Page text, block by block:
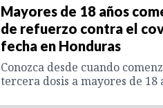
Mayores de 18 años
de refuerzo contra el
fecha en Honduras
Conozca desde cuando
tercera dosis a mayores de 18